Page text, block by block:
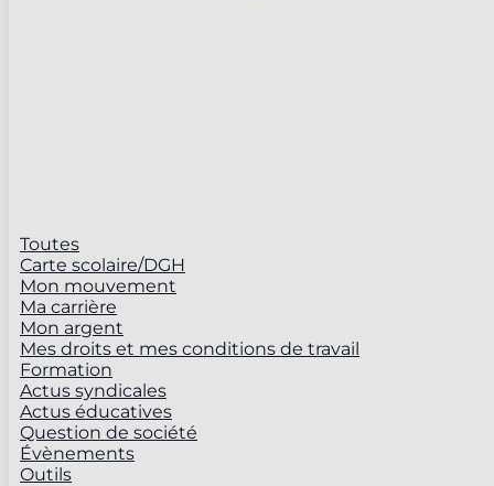
Toutes
Carte scolaire/DGH
Mon mouvement
Ma carrière
Mon argent
Mes droits et mes conditions de travail
Formation
Actus syndicales
Actus éducatives
Question de société
Évènements
Outils